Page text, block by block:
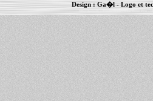
Design :Ga�l - Logo et
PowerBook-MacBook Pro